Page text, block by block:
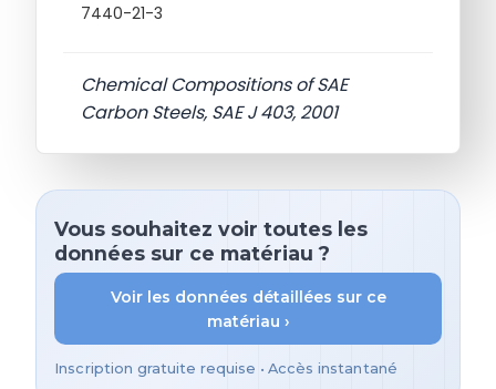
7440-21-3
Chemical Compositions of SAE
Carbon Steels, SAE J 403, 2001
Vous souhaitez voir toutes les
données sur ce matériau ?
Voir les données détaillées sur ce
matériau ›
Inscription gratuite requise • Accès instantané